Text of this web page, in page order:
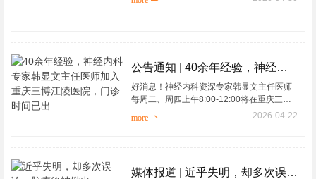
公告通知 | 40余年经验，神经内科专家韩显文主任医师加入重庆三博江陵医院，门诊时间已出
好消息！神经内科资深专家韩显文主任医师
每周二、周四上午8:00-12:00将在重庆三博
江陵医院出门诊韩主任深耕神经内科40余年
more  2026-04-22
媒体报道 | 近乎失明，却多次误诊，脑瘤终被揪出